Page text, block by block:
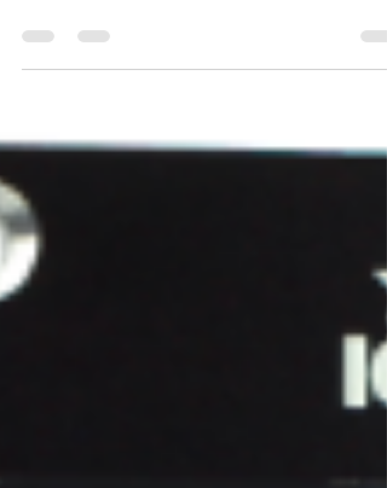
ることができていることの恩恵は、僕にとって非
常に大きいものがあります。世界の中での最前線